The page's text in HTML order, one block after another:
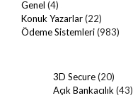
Genel (4)
Konuk Yazarlar(22)
Ödeme Sistemleri(983)
3D Secure(20)
Açık Bankacılık (43)